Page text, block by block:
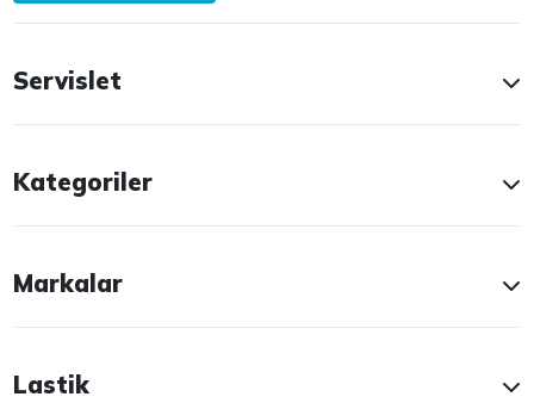
Servislet
Kategoriler
Markalar
Lastik